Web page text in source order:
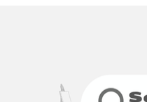
Pilot (4)